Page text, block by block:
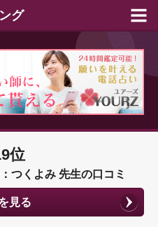
グ
位
つくよみ 先生の口コミ
見る